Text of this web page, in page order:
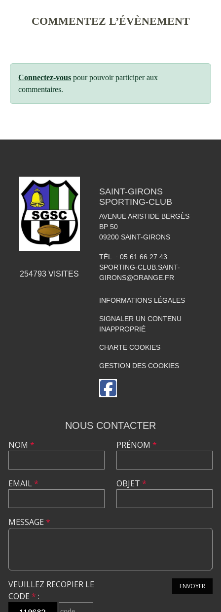
COMMENTEZ L’ÉVÈNEMENT
Connectez-vous pour pouvoir participer aux
commentaires.
254793 VISITES
SAINT-GIRONS
SPORTING-CLUB
AVENUE ARISTIDE BERGÈS
BP 50
09200 SAINT-GIRONS
TÉL. : 05 61 66 27 43
SPORTING-CLUB.SAINT-
GIRONS@ORANGE.FR
INFORMATIONS LÉGALES
SIGNALER UN CONTENU
INAPPROPRIÉ
CHARTE COOKIES
GESTION DES COOKIES
NOUS CONTACTER
NOM *
EMAIL*
PRÉNOM *
OBJET *
MESSAGE *
VEUILLEZ RECOPIER LE
CODE * :
ENVOYER